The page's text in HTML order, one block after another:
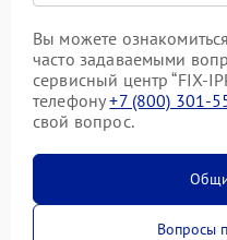
Вы можете
часто задаваемыми
сервисный центр “FIX-
телефону+7 (800) 301-
свой вопрос.
Вопросы